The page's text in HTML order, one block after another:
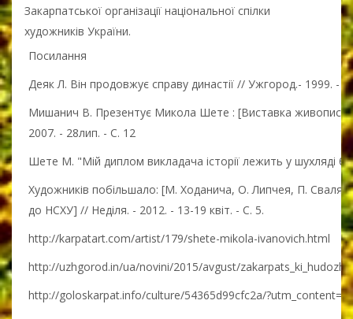
Закарпатської організації національної спілки
художників України.
Посилання
Деяк Л. Він продовжує справу династії // Ужгород.- 1999. -
Мишанич В. Презентує Микола Шете : [Виставка
2007. - 28лип. - С. 12
Шете М. "Мій диплом викладача історії лежить у шухляді
Художників побільшало: [М. Ходанича, О. Липчея, П.
до НСХУ] // Неділя. - 2012. - 13-19 квіт. - С. 5.
http://karpatart.com/artist/179/shete-mikola-ivanovich.html
http://uzhgorod.in/ua/novini/2015/avgust/
http://goloskarpat.info/culture/54365d99cfc2a/